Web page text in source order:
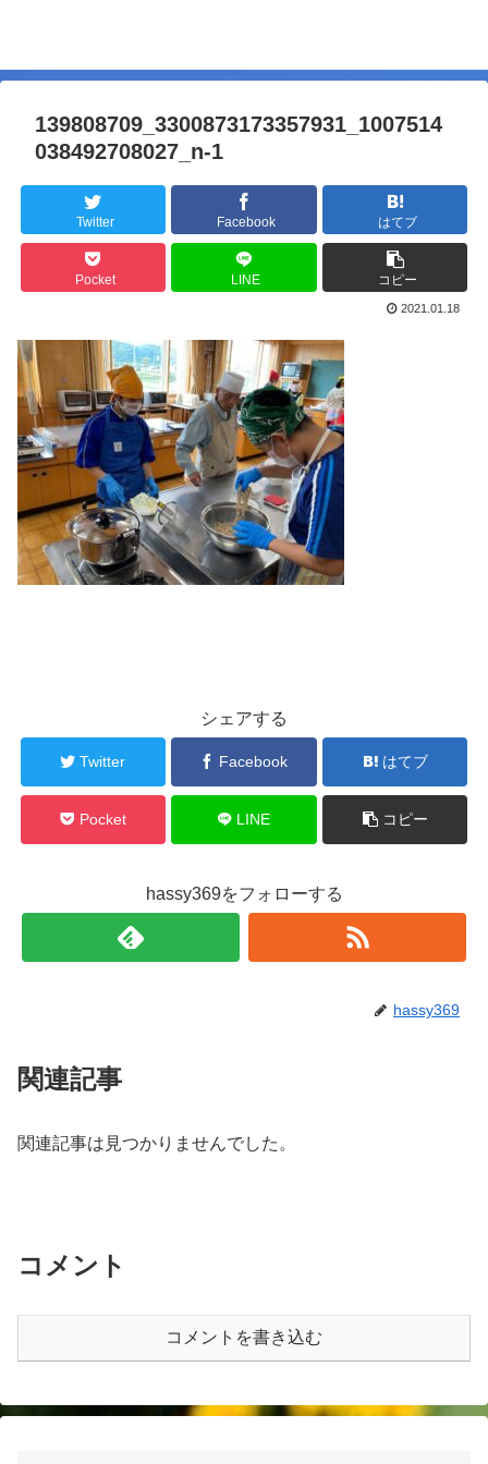
139808709_3300873173357931_1007514
038492708027_n-1
Twitter Facebook はてブ
Pocket LINE コピー
2021.01.18
シェアする
Twitter Facebook はてブ
Pocket LINE コピー
hassy369をフォローする
hassy369
関連記事
関連記事は見つかりませんでした。
コメント
コメントを書き込む